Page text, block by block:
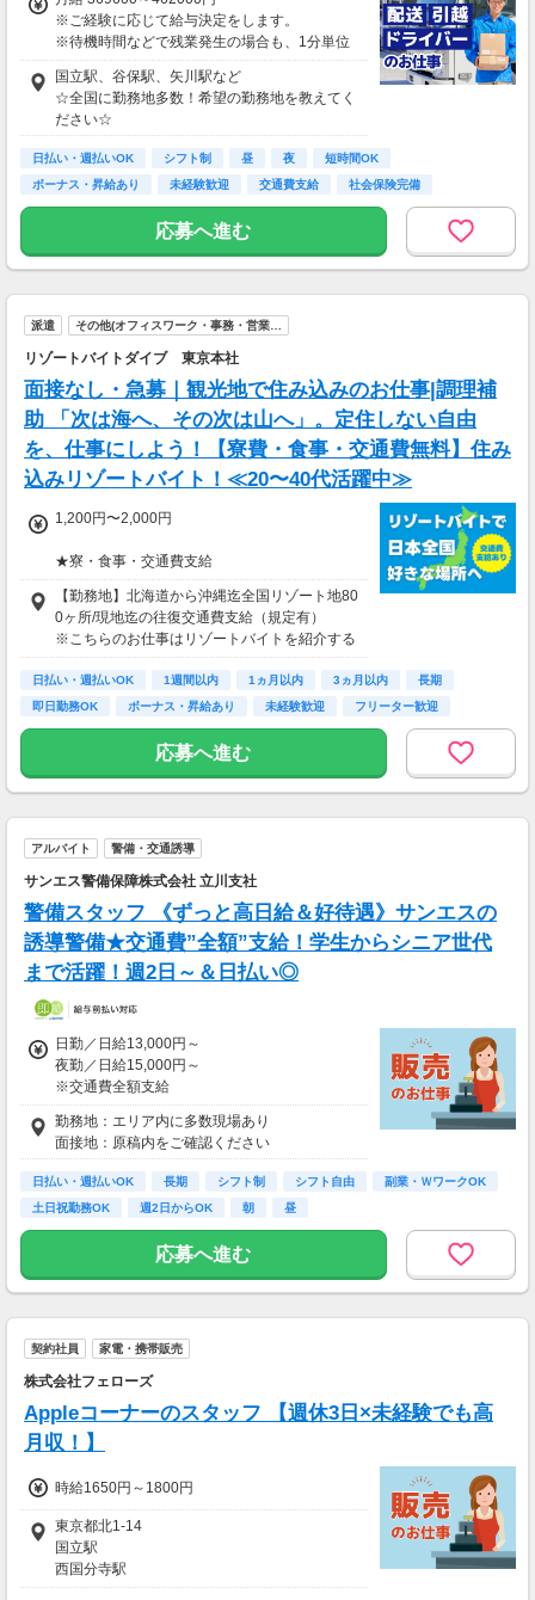
※ご経験に応じて給与決定をします。
※待機時間などで残業発生の場合も、1分単位
で残業代をお支払いします！
※研修・研修時給については面談時にお伝えし
ます
＊交通費一部支給（案件による）
国立駅、谷保駅、矢川駅など
☆全国に勤務地多数！希望の勤務地を教えてく
ださい☆
日払い・週払いOK シフト制 昼 夜
短時間OK
ボーナス・昇給あり
未経験歓迎 交通費支給 社会保険完備
応募へ進む
派遣 その他(オフィスワーク・事務・営業…
リゾートバイトダイブ 東京本社
面接なし・急募｜観光地で住み込みのお仕事|調理補
助 「次は海へ、その次は山へ」。定住しない自由
を、仕事にしよう！【寮費・食事・交通費無料】住み
込みリゾートバイト！≪20〜40代活躍中≫
1,200円〜2,000円
★寮・食事・交通費支給
住み込みのお仕事のため、以下の補助がありま
す。
・寮費・光熱費無料（個室あり）
・食事無料
・往復交通費支給（上限あり）
※勤務地による
生活費がかからないので、働いた分のほとんど
を貯金にまわすことができます！
▼月収例
25万5,300円
＝(時給1,200円×8h＋残業1h)×23日
▼貯金の目安
＜リゾートバイト＞
住まい ：無料
水道光熱費：無料
食費 ：無料
スマホ ：0.5万円
そのほか ：1.5万円
社会保険 ：3万円
-----------------------
支出合計 ：5万円
→毎月20万円程度の貯金が目指せます！
短期でお金を貯めたい方にはピッタリ！
【勤務地】北海道から沖縄迄全国リゾート地80
0ヶ所/現地迄の往復交通費支給（規定有）
※こちらのお仕事はリゾートバイトを紹介する
募集となっており実際に募集がある勤務地と異
なる場合がございます。
カウンセリングでご希望条件をお伺いし、全国
からお仕事をご案内いたします。※ご自宅から
★お仕事開始までの流れ★
日払い・週払いOK 1週間以内 1ヵ月以内 3ヵ月以内
長期
即日勤務OK
ボーナス・昇給あり 未経験歓迎 フリーター歓迎
応募へ進む
アルバイト 警備・交通誘導
サンエス警備保障株式会社 立川支社
警備スタッフ 《ずっと高日給＆好待遇》サンエスの
誘導警備★交通費”全額”支給！学生からシニア世代
まで活躍！週2日～＆日払い◎
日勤／日給13,000円～
夜勤／日給15,000円～
※交通費全額支給
▽交通誘導警備業務2級をお持ちの方
日勤／日給13,500円～14,500円
夜勤／日給15,500円～16,500円
＜サンエス警備保障特別給付金＞
交通誘導2級または指導教育責任者の資格をお
持ちの方には100,000円支給！
※30勤務で30,000円、更に30勤務で70,000円
＜日払いOK（規定あり）＞
仕事が終わってから給料をもらいに行く手間は
不要♪
＿＿＿＿＿＿＿＿＿＿＿＿＿＿＿＿
隊員さんたちの『収入例』をご紹介
￣￣￣Ｖ￣￣￣￣￣￣￣￣￣￣￣￣
◆ガッツリ働くAさん／夜勤で月22日勤務
夜勤日給15,000円×22日
→月収330,000円+交通費！！
勤務地：エリア内に多数現場あり
面接地：原稿内をご確認ください
日払い・週払いOK 長期 シフト制 シフト自由
副業・ＷワークOK
土日祝勤務OK
週2日からOK 朝 昼
応募へ進む
契約社員 家電・携帯販売
株式会社フェローズ
Appleコーナーのスタッフ 【週休3日×未経験でも高
月収！】
時給1650円～1800円
東京都北1-14
国立駅
西国分寺駅
西国立駅